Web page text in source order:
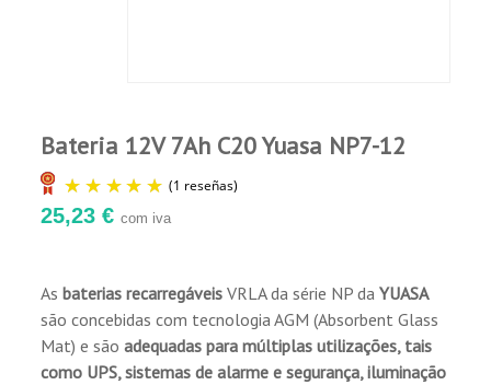
Bateria 12V 7Ah C20 Yuasa NP7-12
(1 reseñas)
25,23 € com iva
Asbaterias recarregáveis VRLA da série NP daYUASA
são concebidas com tecnologia AGM (Absorbent Glass
Mat) e sãoadequadas para múltiplas utilizações, tais
como UPS, sistemas de alarme e segurança, iluminação